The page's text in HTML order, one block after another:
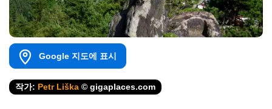
Google 지도에 표시
작가: Petr Liška © gigaplaces.com